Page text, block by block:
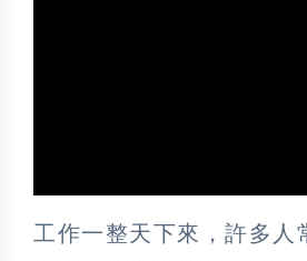
工作一整天下來，許多人